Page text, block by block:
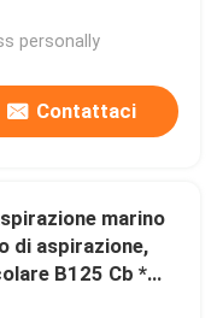
80 del filtro di
serbatoio di
personally
Contattaci
marino
di aspirazione,
B125 Cb *